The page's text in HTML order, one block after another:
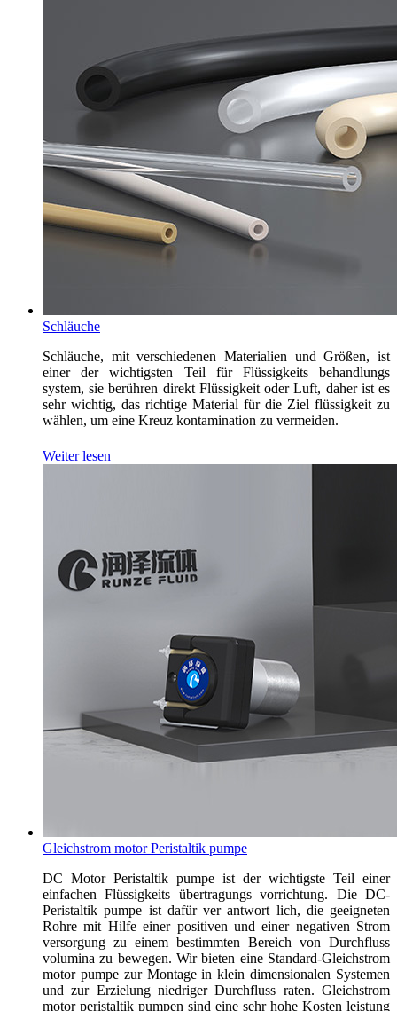
Schläuche
Schläuche, mit verschiedenen Materialien und Größen, ist
einer der wichtigsten Teil für Flüssigkeits behandlungs
system, sie berühren direkt Flüssigkeit oder Luft, daher ist es
sehr wichtig, das richtige Material für die Ziel flüssigkeit zu
wählen, um eine Kreuz kontamination zu vermeiden.
Weiter lesen
Gleichstrom motor Peristaltik pumpe
DC Motor Peristaltik pumpe ist der wichtigste Teil einer
einfachen Flüssigkeits übertragungs vorrichtung. Die DC-
Peristaltik pumpe ist dafür ver antwort lich, die geeigneten
Rohre mit Hilfe einer positiven und einer negativen Strom
versorgung zu einem bestimmten Bereich von Durchfluss
volumina zu bewegen. Wir bieten eine Standard-Gleichstrom
motor pumpe zur Montage in klein dimensionalen Systemen
und zur Erzielung niedriger Durchfluss raten. Gleichstrom
motor peristaltik pumpen sind eine sehr hohe Kosten leistung